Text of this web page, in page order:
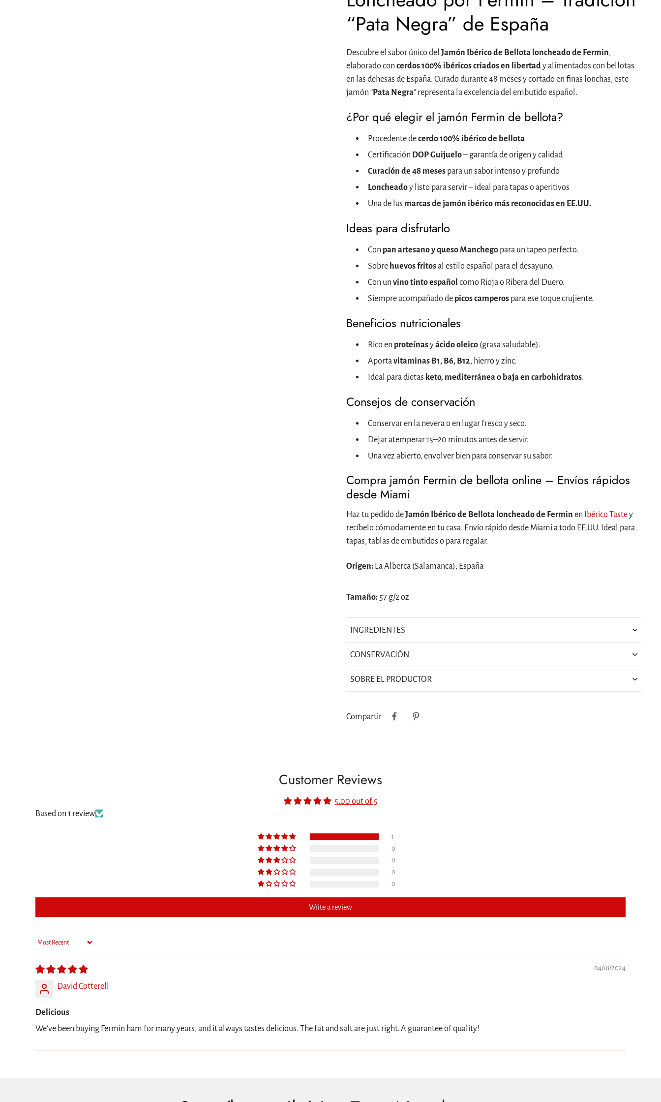
“Pata Negra” de España
Descubre el sabor único del Jamón Ibérico de Bellota loncheado de Fermin,
elaborado con cerdos 100% ibéricos criados en libertady alimentados con bellotas
en las dehesas de España. Curado durante 48 meses y cortado en finas lonchas, este
jamón “Pata Negra” representa la excelencia del embutido español.
¿Por qué elegir el jamón Fermin de bellota?
Procedente decerdo 100% ibérico de bellota
Certificación DOP Guijuelo– garantía de origen y calidad
Curación de 48 meses para un sabor intenso y profundo
Loncheadoy listo para servir – ideal para tapas o aperitivos
Una de las marcas de jamón ibérico más reconocidas en EE.UU.
Ideas para disfrutarlo
Con pan artesano y queso Manchego para un tapeo perfecto.
Sobre huevos fritosal estilo español para el desayuno.
Con unvino tinto español como Rioja o Ribera del Duero.
Siempre acompañado de picos camperos para ese toque crujiente.
Beneficios nutricionales
Rico en proteínasyácido oleico (grasa saludable).
Aportavitaminas B1, B6, B12, hierro y zinc.
Ideal para dietas keto, mediterránea o baja en carbohidratos.
Consejos de conservación
Conservar en la nevera o en lugar fresco y seco.
Dejar atemperar 15–20 minutos antes de servir.
Una vez abierto, envolver bien para conservar su sabor.
Compra jamón Fermin de bellota online – Envíos rápidos
desde Miami
Haz tu pedido deJamón Ibérico de Bellota loncheado de Fermin en Ibérico Tastey
recíbelo cómodamente en tu casa. Envío rápido desde Miami a todo EE.UU. Ideal para
tapas, tablas de embutidos o para regalar.
Origen: La Alberca (Salamanca), España
Tamaño: 57 g/2 oz
INGREDIENTES
CONSERVACIÓN
SOBRE EL PRODUCTOR
Compartir
Customer Reviews
5.00 out of 5
Based on 1 review
1
0
0
0
0
Write a review
Sort by
04/18/2024
David Cotterell
Delicious
We've been buying Fermin ham for many years, and it always tastes delicious. The fat and salt are just right. A guarantee of quality!